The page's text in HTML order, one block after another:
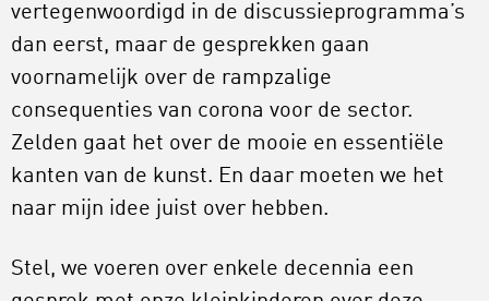
vertegenwoordigd in de discussieprogramma’s
dan eerst, maar de gesprekken gaan
voornamelijk over de rampzalige
consequenties van corona voor de sector.
Zelden gaat het over de mooie en essentiële
kanten van de kunst. En daar moeten we het
naar mijn idee juist over hebben.
Stel, we voeren over enkele decennia een